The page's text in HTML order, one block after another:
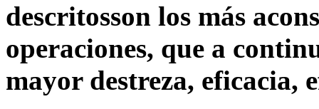
descritosson los más
operaciones, que a
mayor destreza, eficacia,